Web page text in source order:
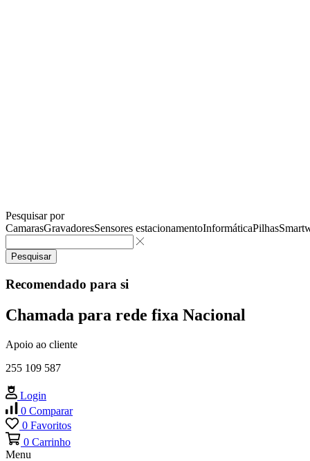
Pesquisar por
CamarasGravadoresSensores estacionamentoInformáticaPilhas
Pesquisar
Recomendado para si
Chamada para rede fixa Nacional
Apoio ao cliente
255 109 587
Login
0 Comparar
0 Favoritos
0 Carrinho
Menu